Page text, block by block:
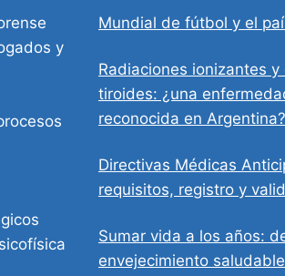
y
Mundial de fútbol y el
Radiaciones ionizantes
tiroides: ¿una
reconocida en Argentina?
Directivas Médicas
requisitos, registro y
Sumar vida a los años:
envejecimiento saludable